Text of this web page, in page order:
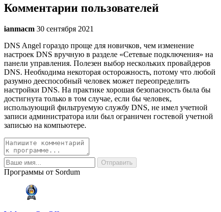
Комментарии пользователей
ianmacm 30 сентября 2021
DNS Angel гораздо проще для новичков, чем изменение
настроек DNS вручную в разделе «Сетевые подключения» на
панели управления. Полезен выбор нескольких провайдеров
DNS. Необходима некоторая осторожность, потому что любой
разумно дееспособный человек может переопределить
настройки DNS. На практике хорошая безопасность была бы
достигнута только в том случае, если бы человек,
использующий фильтруемую службу DNS, не имел учетной
записи администратора или был ограничен гостевой учетной
записью на компьютере.
Программы от Sordum